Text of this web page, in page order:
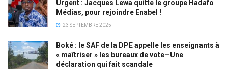
Urgent : Jacques Lewa quitte le groupe Hadafo
Médias, pour rejoindre Enabel !
23 SEPTEMBRE 2025
Boké : le SAF de la DPE appelle les enseignants à
« maîtriser » les bureaux de vote—Une
déclaration qui fait scandale